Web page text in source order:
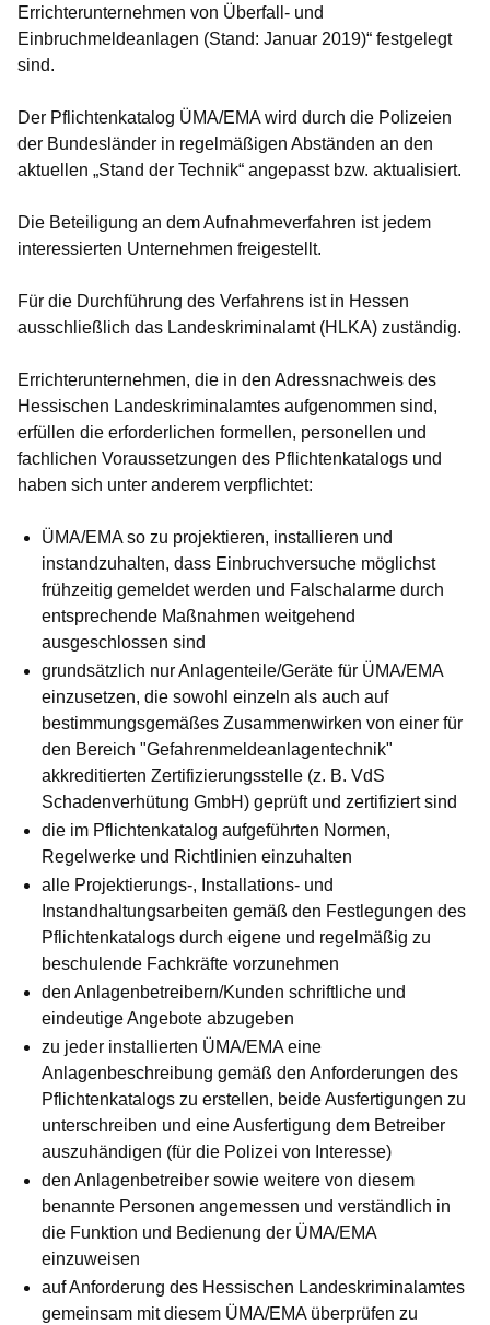
Errichterunternehmen von Überfall- und
Einbruchmeldeanlagen (Stand: Januar 2019)“ festgelegt
sind.
Der Pflichtenkatalog ÜMA/EMA wird durch die Polizeien
der Bundesländer in regelmäßigen Abständen an den
aktuellen „Stand der Technik“ angepasst bzw. aktualisiert.
Die Beteiligung an dem Aufnahmeverfahren ist jedem
interessierten Unternehmen freigestellt.
Für die Durchführung des Verfahrens ist in Hessen
ausschließlich das Landeskriminalamt (HLKA) zuständig.
Errichterunternehmen, die in den Adressnachweis des
Hessischen Landeskriminalamtes aufgenommen sind,
erfüllen die erforderlichen formellen, personellen und
fachlichen Voraussetzungen des Pflichtenkatalogs und
haben sich unter anderem verpflichtet:
ÜMA/EMA so zu projektieren, installieren und
instandzuhalten, dass Einbruchversuche möglichst
frühzeitig gemeldet werden und Falschalarme durch
entsprechende Maßnahmen weitgehend
ausgeschlossen sind
grundsätzlich nur Anlagenteile/Geräte für ÜMA/EMA
einzusetzen, die sowohl einzeln als auch auf
bestimmungsgemäßes Zusammenwirken von einer für
den Bereich "Gefahrenmeldeanlagentechnik"
akkreditierten Zertifizierungsstelle (z. B. VdS
Schadenverhütung GmbH) geprüft und zertifiziert sind
die im Pflichtenkatalog aufgeführten Normen,
Regelwerke und Richtlinien einzuhalten
alle Projektierungs-, Installations- und
Instandhaltungsarbeiten gemäß den Festlegungen des
Pflichtenkatalogs durch eigene und regelmäßig zu
beschulende Fachkräfte vorzunehmen
den Anlagenbetreibern/Kunden schriftliche und
eindeutige Angebote abzugeben
zu jeder installierten ÜMA/EMA eine
Anlagenbeschreibung gemäß den Anforderungen des
Pflichtenkatalogs zu erstellen, beide Ausfertigungen zu
unterschreiben und eine Ausfertigung dem Betreiber
auszuhändigen (für die Polizei von Interesse)
den Anlagenbetreiber sowie weitere von diesem
benannte Personen angemessen und verständlich in
die Funktion und Bedienung der ÜMA/EMA
einzuweisen
auf Anforderung des Hessischen Landeskriminalamtes
gemeinsam mit diesem ÜMA/EMA überprüfen zu